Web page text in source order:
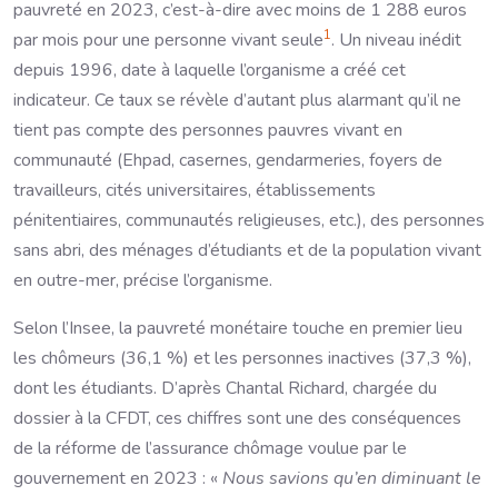
pauvreté en 2023, c’est-à-dire avec moins de 1 288 euros
par mois pour une personne vivant seule1. Un niveau inédit
depuis 1996, date à laquelle l’organisme a créé cet
indicateur. Ce taux se révèle d’autant plus alarmant qu’il ne
tient pas compte des personnes pauvres vivant en
communauté (Ehpad, casernes, gendarmeries, foyers de
travailleurs, cités universitaires, établissements
pénitentiaires, communautés religieuses, etc.), des personnes
sans abri, des ménages d’étudiants et de la population vivant
en outre-mer, précise l’organisme.
Selon l’Insee, la pauvreté monétaire touche en premier lieu
les chômeurs (36,1 %) et les personnes inactives (37,3 %),
dont les étudiants. D’après Chantal Richard, chargée du
dossier à la CFDT, ces chiffres sont une des conséquences
de la réforme de l’assurance chômage voulue par le
gouvernement en 2023 : « Nous savions qu’en diminuant le